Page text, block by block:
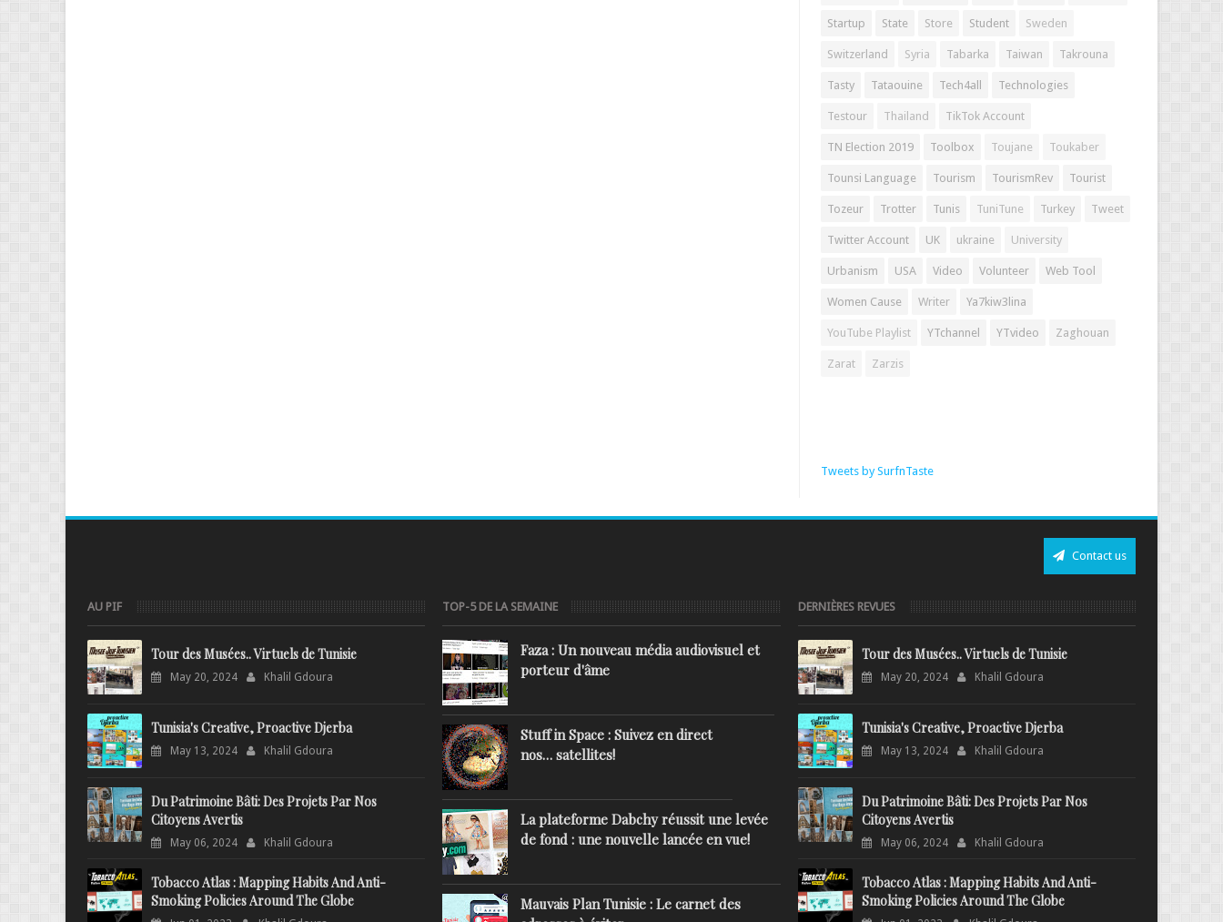
Startup State Store Student Sweden
Switzerland Syria Tabarka Taiwan Takrouna
Tasty Tataouine Tech4all Technologies
Testour Thailand TikTok Account
TN Election 2019 Toolbox Toujane Toukaber
Tounsi Language Tourism TourismRev Tourist
Tozeur Trotter Tunis TuniTune Turkey Tweet
Twitter Account UK ukraine University
Urbanism USA Video Volunteer Web Tool
Women Cause Writer Ya7kiw3lina
YouTube Playlist YTchannel YTvideo Zaghouan
Zarat Zarzis
Tweets by SurfnTaste
Contact us
AU PIF
Tour des Musées.. Virtuels de Tunisie
May 20, 2024 Khalil Gdoura
Tunisia's Creative, Proactive Djerba
May 13, 2024 Khalil Gdoura
Du Patrimoine Bâti: Des Projets Par Nos
Citoyens Avertis
May 06, 2024 Khalil Gdoura
Tobacco Atlas : Mapping Habits And Anti-
Smoking Policies Around The Globe
TOP-5 DE LA SEMAINE
Faza : Un nouveau média audiovisuel et
porteur d'âme
Stuff in Space : Suivez en direct
nos… satellites!
La plateforme Dabchy réussit une levée
de fond : une nouvelle lancée en vue!
Mauvais Plan Tunisie : Le carnet des
DERNIÈRES REVUES
Tour des Musées.. Virtuels de Tunisie
May 20, 2024 Khalil Gdoura
Tunisia's Creative, Proactive Djerba
May 13, 2024 Khalil Gdoura
Du Patrimoine Bâti: Des Projets Par Nos
Citoyens Avertis
May 06, 2024 Khalil Gdoura
Tobacco Atlas : Mapping Habits And Anti-
Smoking Policies Around The Globe